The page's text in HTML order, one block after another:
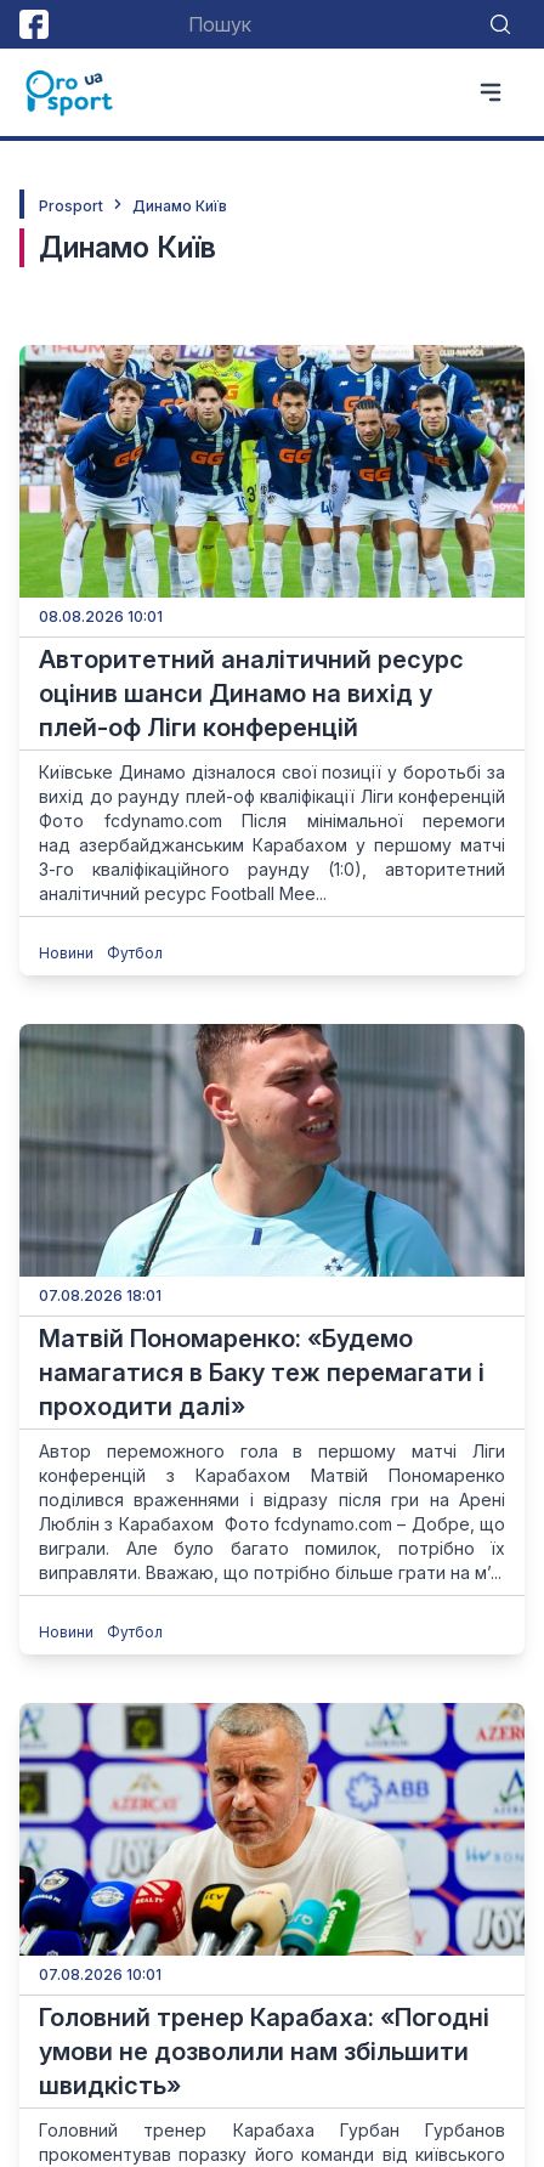
Prosport Динамо Київ
Динамо Київ
08.08.2026 10:01
Авторитетний аналітичний ресурс
оцінив шанси Динамо на вихід у
плей-оф Ліги конференцій
Київське Динамо дізналося свої позиції у боротьбі за
вихід до раунду плей-оф кваліфікації Ліги конференцій
Фото fcdynamo.com Після мінімальної перемоги
над азербайджанським Карабахом у першому матчі
3-го кваліфікаційного раунду (1:0), авторитетний
аналітичний ресурс Football Mee...
Новини Футбол
07.08.2026 18:01
Матвій Пономаренко: «Будемо
намагатися в Баку теж перемагати і
проходити далі»
Автор переможного гола в першому матчі Ліги
конференцій з Карабахом Матвій Пономаренко
поділився враженнями і відразу після гри на Арені
Люблін з Карабахом Фото fcdynamo.com – Добре, що
виграли. Але було багато помилок, потрібно їх
виправляти. Вважаю, що потрібно більше грати на мʼ...
Новини Футбол
07.08.2026 10:01
Головний тренер Карабаха: «Погодні
умови не дозволили нам збільшити
швидкість»
Головний тренер Карабаха Гурбан Гурбанов
прокоментував поразку його команди від київського